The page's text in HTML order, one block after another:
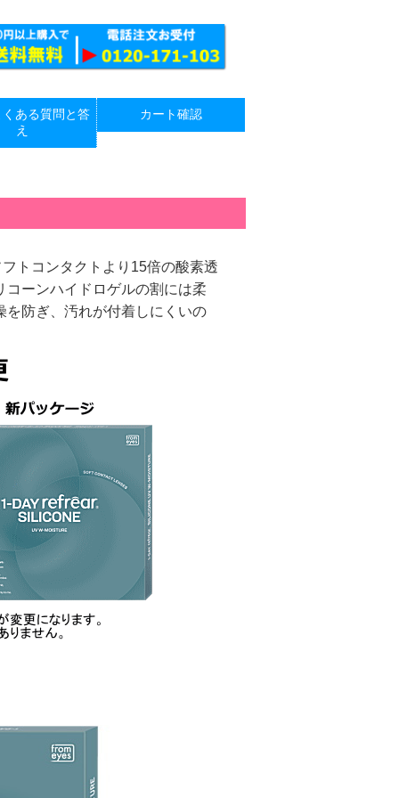
くある質問と答
え
カート確認
トコンタクトより15倍の酸素透
ーンハイドロゲルの割には柔
を防ぎ、汚れが付着しにくいの